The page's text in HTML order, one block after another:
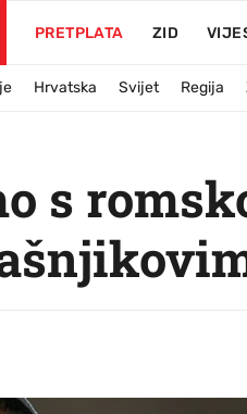
PRETPLATA ZID
Hrvatska Svijet Regija
s